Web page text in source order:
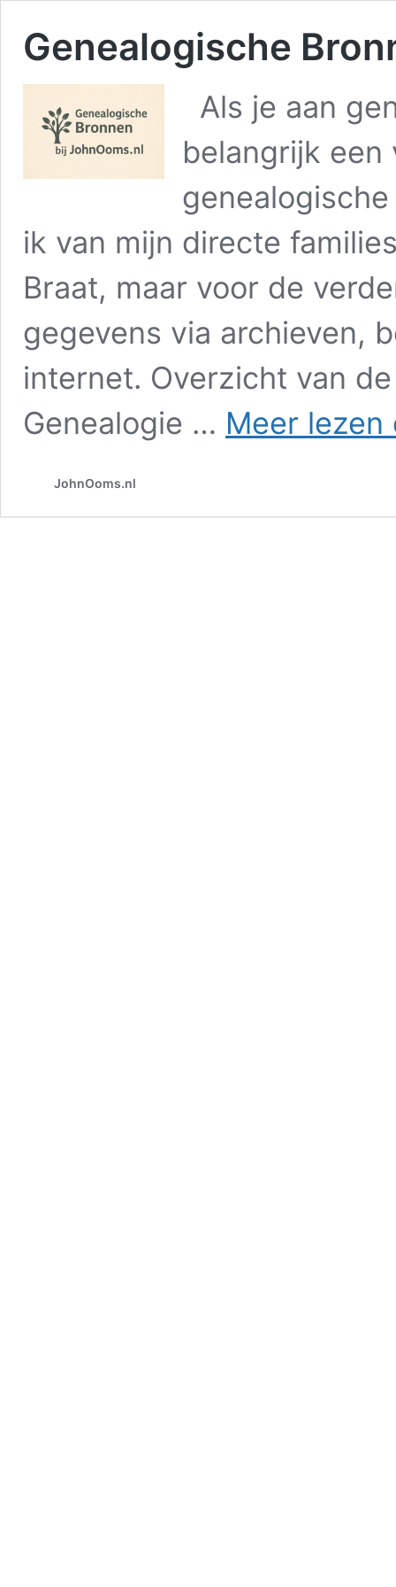
Genealogische
Als je aan
belangrijk een
ik van mijn directe
Braat, maar voor de
gegevens via archieven,
internet. Overzicht van
Genealogie … Meer lezen
JohnOoms.nl